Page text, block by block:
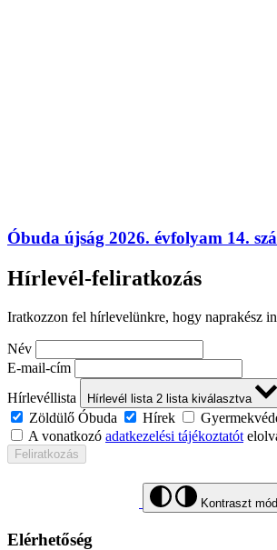
Óbuda újság 2026. évfolyam 14.
Hírlevél-feliratkozás
Iratkozzon fel hírlevelünkre, hogy naprakész
Név
E-mail-cím
Hírlevéllista
Hírlevél lista 2 lista kiválasztva
Zöldülő Óbuda Hírek
A vonatkozó adatkezelési tájékoztatót
Feliratkozás
Kontraszt mód
Elérhetőség